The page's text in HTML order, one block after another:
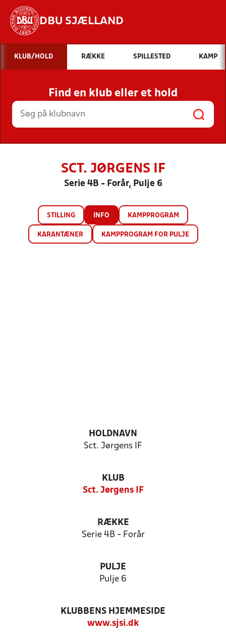
DBU SJÆLLAND
Hvad vil du søge efter?
INDHOLD OG NYHEDER
STILLINGER, RESULTATER, KLUBBER OG
HOLD
KLUB/HOLD RÆKKE SPILLESTED KAMP
Find en klub eller et hold
SCT. JØRGENS IF
Serie 4B - Forår, Pulje 6
STILLING INFO KAMPPROGRAM
KARANTÆNER KAMPPROGRAM FOR PULJE
HOLDNAVN
Sct. Jørgens IF
KLUB
Sct. Jørgens IF
RÆKKE
Serie 4B - Forår
PULJE
Pulje 6
KLUBBENS HJEMMESIDE
www.sjsi.dk